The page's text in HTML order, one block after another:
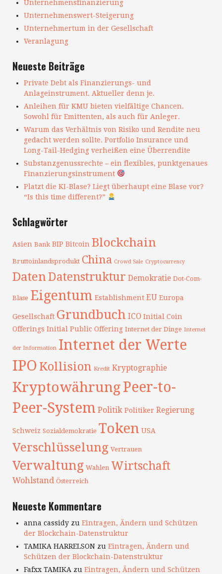
Unternehmensfinanzierung
Unternehmenswert-Steigerung
Unternehmertum in der Gesellschaft
Veranlagung
Neueste Beiträge
Private Debt als Finanzierungs- und
Anlageinstrument. Aktueller denn je.
Anleihen für KMU bieten vielfältige Chancen.
Sowohl für Emittenten, als auch für Anleger.
Warum das Verhältnis von Risiko und Rendite neu
gedacht werden sollte. Portfolio Insurance und
Long-Tail-Hedging verheißen eine Überrendite
Substanzgenussrechte – ein flexibles, punktgenaues
Finanzierungsinstrument
Platzt die KI-Blase? Liegt überhaupt eine Blase vor?
“Is this time different?”
Schlagwörter
Asien Bank BIP Bitcoin Blockchain
Bruttoinlandsprodukt China Crowd Sale Cryptocurrency
DatenDatenstruktur Demokratie Dot-Com-
Blase Eigentum Establishment EU Europa
Gesellschaft Grundbuch ICO Initial Coin
Offerings Initial Public Offering Internet der Dinge Internet
der Information Internet der Werte
IPO Kollision Kredit Kryptographie
KryptowährungPeer-to-
Peer-System Politik Politiker Regierung
Schweiz Sozialdemokratie Token USA
Verschlüsselung Vertrauen
Verwaltung Wahlen Wirtschaft
Wohlstand Österreich
Neueste Kommentare
anna cassidyzu Eintragen, Ändern und Schützen
der Blockchain-Datenstruktur
TAMIKA HARRELSONzu Eintragen, Ändern und
Schützen der Blockchain-Datenstruktur
Fafxx TAMIKA zu Eintragen, Ändern und Schützen